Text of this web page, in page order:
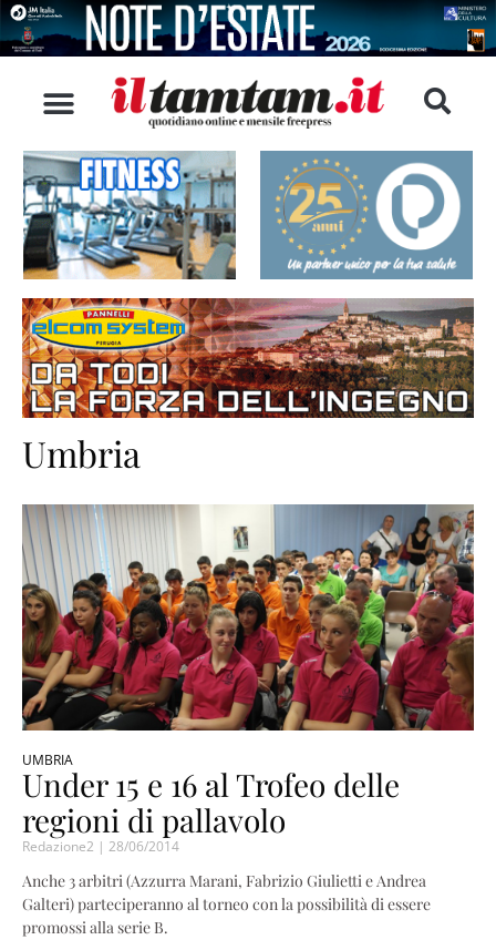
Umbria
UMBRIA
Under 15 e 16 al Trofeo delle
regioni di pallavolo
Redazione2 28/06/2014
Anche 3 arbitri (Azzurra Marani, Fabrizio Giulietti e Andrea
Galteri) parteciperanno al torneo con la possibilità di essere
promossi alla serie B.